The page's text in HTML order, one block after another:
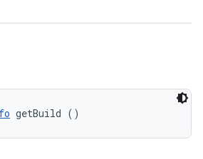
getBuild ()